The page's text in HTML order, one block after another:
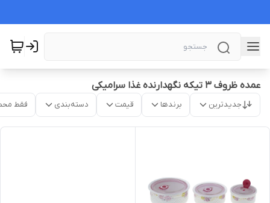
عمده ظروف ۳ تیکه نگهدارنده غذا سرامیکی
جدیدترین برندها قیمت دسته‌بندی فقط